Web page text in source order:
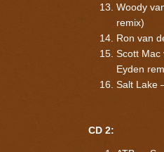
Woody
remix)
Ron van
Scott Mac
Eyden
Salt Lake
CD 2: